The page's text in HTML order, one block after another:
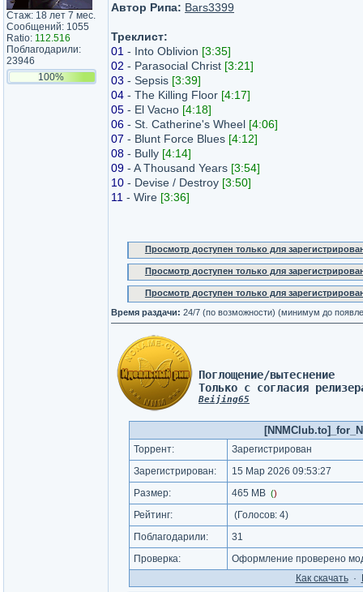
Стаж: 18 лет 7 мес.
Сообщений: 1055
Ratio: 112.516
Поблагодарили:
23946
100%
Автор Рипа: Bars3399
Треклист:
01 - Into Oblivion [3:35]
02 - Parasocial Christ [3:21]
03 - Sepsis [3:39]
04 - The Killing Floor [4:17]
05 - El Vacнo [4:18]
06 - St. Catherine's Wheel [4:06]
07 - Blunt Force Blues [4:12]
08 - Bully [4:14]
09 - A Thousand Years [3:54]
10 - Devise / Destroy [3:50]
11 - Wire [3:36]
Просмотр доступен только для
Просмотр доступен только для
Просмотр доступен только для
Время раздачи: 24/7 (по возможности) (минимум до
Поглощение/вытеснение
Только с согласия
Beijing65
Торрент:
Зарегистрирован
Зарегистрирован:
15 Мар 2026 09:53:27
Размер:
465 MB ()
Рейтинг: (Голосов: 4)
Поблагодарили:
31
Проверка:
Оформление проверено
Как cкачать·